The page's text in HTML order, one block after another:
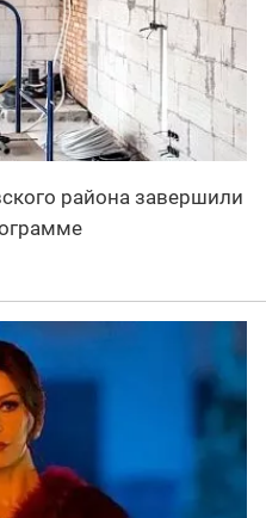
района завершили